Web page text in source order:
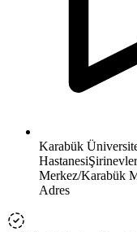
Karabük
Merkez/Karabük
Adres